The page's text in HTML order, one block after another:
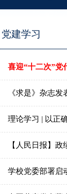
党建学习
喜迎“十二次”党
《求是》杂志
理论学习 | 以正
【人民日报】
学校党委部署启